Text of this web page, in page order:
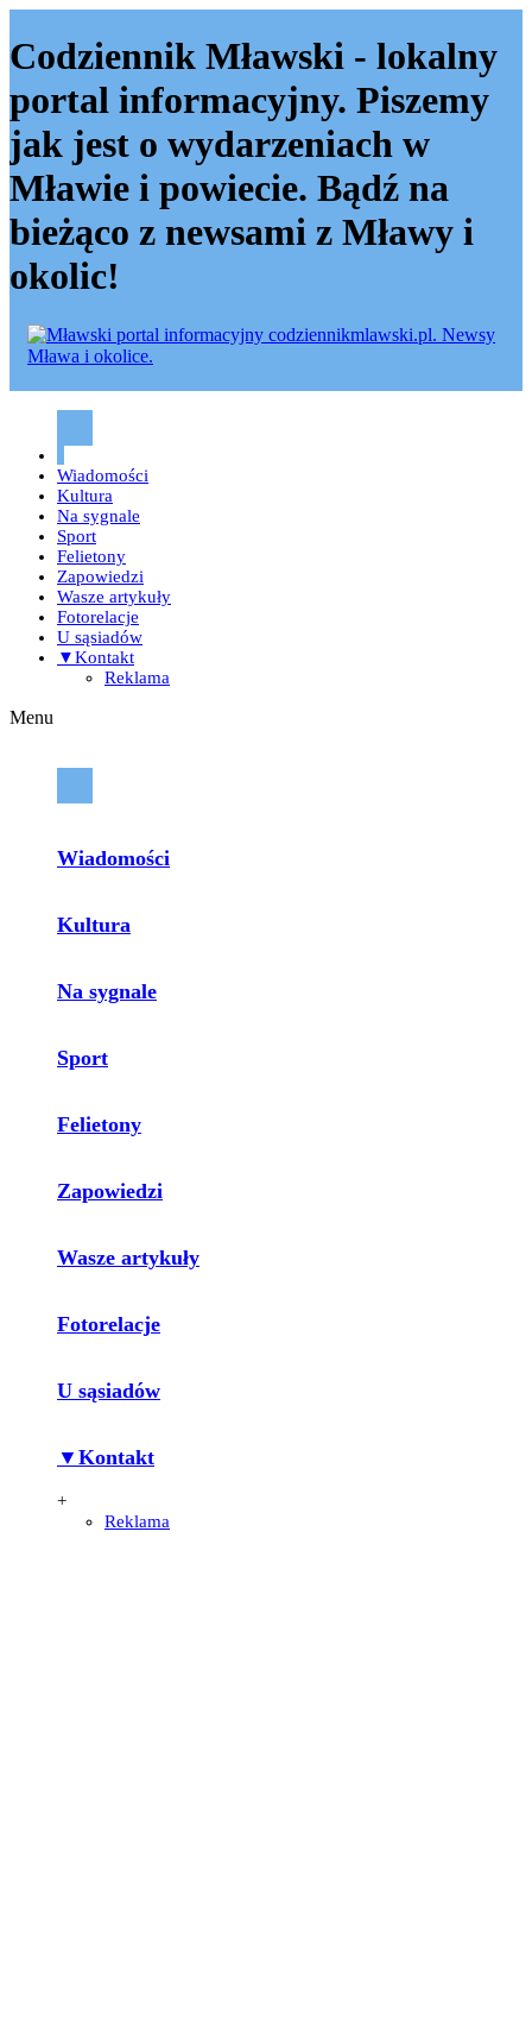
Codziennik Mławski - lokalny
portal informacyjny. Piszemy
jak jest o wydarzeniach w
Mławie i powiecie. Bądź na
bieżąco z newsami z Mławy i
okolic!
Codziennik mławski – Mława
Wiadomości
Kultura
Na sygnale
Sport
Felietony
Zapowiedzi
Wasze artykuły
Fotorelacje
U sąsiadów
▼Kontakt
Reklama
Menu
Wiadomości
Kultura
Na sygnale
Sport
Felietony
Zapowiedzi
Wasze artykuły
Fotorelacje
U sąsiadów
▼Kontakt
+
Reklama